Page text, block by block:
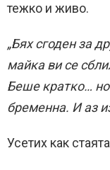
тежко и живо.
„Бях сгоден за
майка ви се
Беше кратко…
бременна. И аз
Усетих как